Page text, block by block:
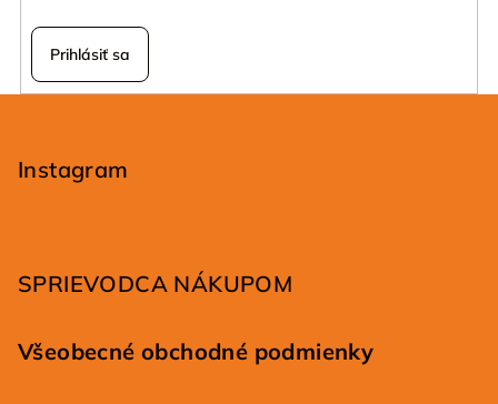
Prihlásiť sa
Instagram
SPRIEVODCA NÁKUPOM
Všeobecné obchodné podmienky